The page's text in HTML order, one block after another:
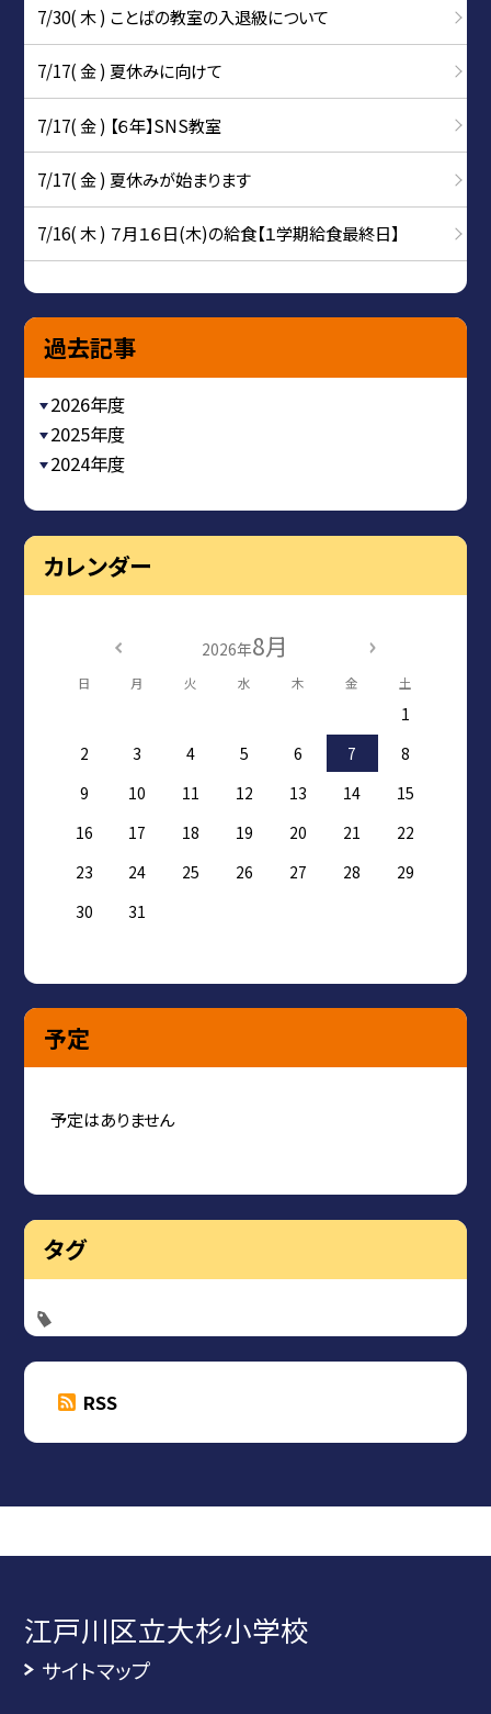
7/30( 木 ) ことばの教室の入退級について
7/17( 金 ) 夏休みに向けて
7/17( 金 ) 【６年】SNS教室
7/17( 金 ) 夏休みが始まります
7/16( 木 ) ７月１６日(木)の給食【１学期給食最終日】
過去記事
2026年度
2025年度
2024年度
カレンダー
2026年8月
日 月 火 水 木 金 土
1
2
3 4 5 6 7
8
9
10 11 12 13 14
15
16
17 18 19 20 21
22
23
24 25 26 27 28
29
30
31
予定
予定はありません
タグ
RSS
江戸川区立大杉小学校
サイトマップ